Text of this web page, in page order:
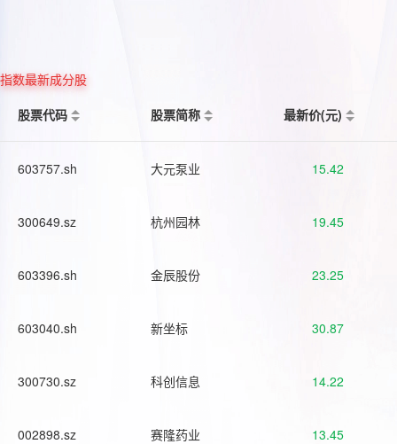
指数最新成分股
股票代码
股票简称 最新价(元)
603757.sh 大元泵业 15.42
300649.sz 杭州园林 19.45
603396.sh 金辰股份 23.25
603040.sh 新坐标 30.87
300730.sz 科创信息 14.22
002898.sz 赛隆药业 13.45